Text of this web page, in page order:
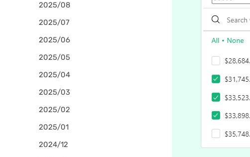
2025/08
2025/07
2025/06
2025/05
2025/04
2025/03
2025/02
2025/01
2024/12